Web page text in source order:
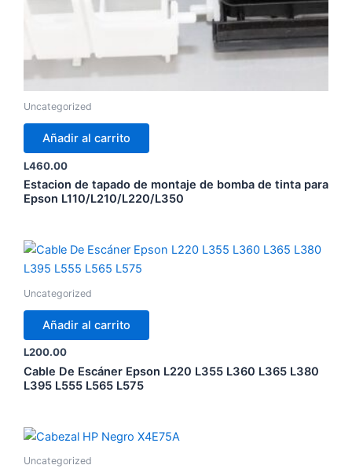
Uncategorized
Añadir al carrito
L460.00
Estacion de tapado de montaje de bomba de tinta para
Epson L110/L210/L220/L350
Uncategorized
Añadir al carrito
L200.00
Cable De Escáner Epson L220 L355 L360 L365 L380
L395 L555 L565 L575
Uncategorized